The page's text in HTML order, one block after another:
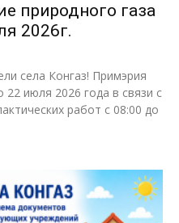
природного газа
2026г.
села Конгаз! Примэрия
июля 2026 года в связи с
работ с 08:00 до